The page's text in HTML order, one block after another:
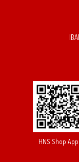
HNS Shop App